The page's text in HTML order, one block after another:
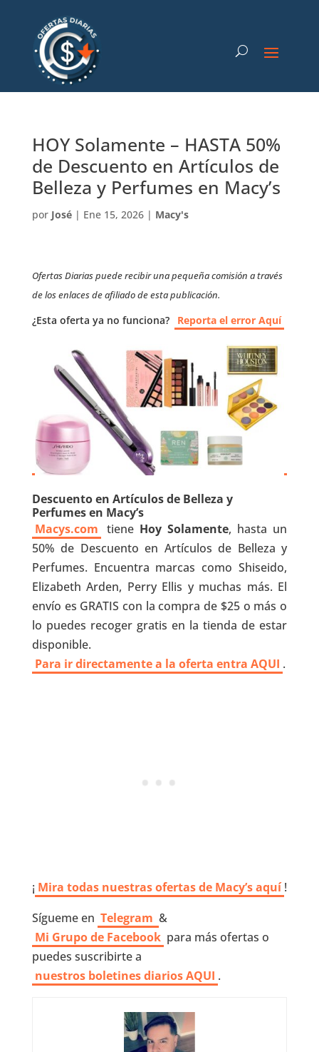
HOY Solamente – HASTA 50%
de Descuento en Artículos de
Belleza y Perfumes en Macy’s
por José| Ene 15, 2026| Macy's
Ofertas Diarias puede recibir una pequeña comisión a través
de los enlaces de afiliado de esta publicación.
¿Esta oferta ya no funciona? Reporta el error Aquí
Descuento en Artículos de Belleza y
Perfumes en Macy’s
Macys.com tiene Hoy Solamente, hasta un
50% de Descuento en Artículos de Belleza y
Perfumes. Encuentra marcas como Shiseido,
Elizabeth Arden, Perry Ellis y muchas más. El
envío es GRATIS con la compra de $25 o más o
lo puedes recoger gratis en la tienda de estar
disponible.
Para ir directamente a la oferta entra AQUI .
¡ Mira todas nuestras ofertas de Macy’s aquí !
Sígueme en Telegram &
Mi Grupo de Facebook para más ofertas o
puedes suscribirte a
nuestros boletines diarios AQUI .